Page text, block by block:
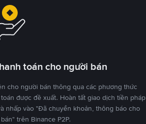
toán cho người bán
cho người bán thông qua các phương thức
được đề xuất. Hoàn tất giao dịch tiền pháp
nhấp vào "Đã chuyển khoản, thông báo cho
trên Binance P2P.